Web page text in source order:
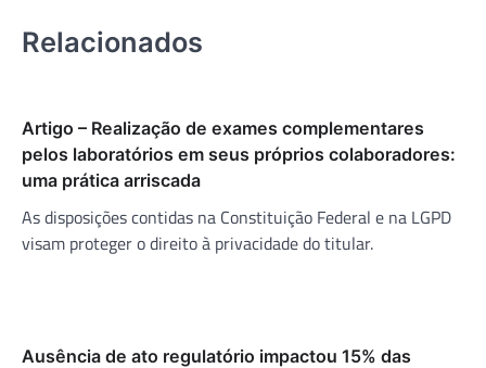
Relacionados
Artigo – Realização de exames complementares
pelos laboratórios em seus próprios colaboradores:
uma prática arriscada
As disposições contidas na Constituição Federal e na LGPD
visam proteger o direito à privacidade do titular.
Ausência de ato regulatório impactou 15% das